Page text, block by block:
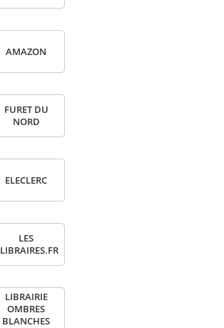
AMA­ZON
FURET DU
NORD
ELE­CLERC
LES
LIBRAIRES.FR
LIBRAI­RIE
OMBRES
BLANCHES